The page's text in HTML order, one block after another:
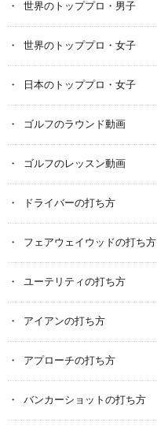
世界のトッププロ・男子
世界のトッププロ・女子
日本のトッププロ・女子
ゴルフのラウンド動画
ゴルフのレッスン動画
ドライバーの打ち方
フェアウェイウッドの打ち方
ユーテリティの打ち方
アイアンの打ち方
アプローチの打ち方
バンカーショットの打ち方